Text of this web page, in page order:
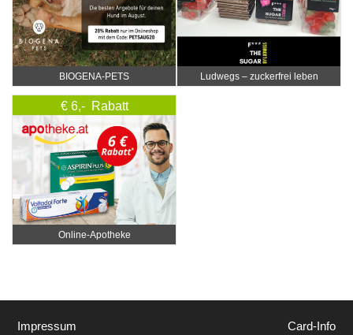
BIOGENA-PETS Ludwegs – zuckerfrei leben
€ 6,- Rabatt
Online‑Apotheke
Impressum Card-Info